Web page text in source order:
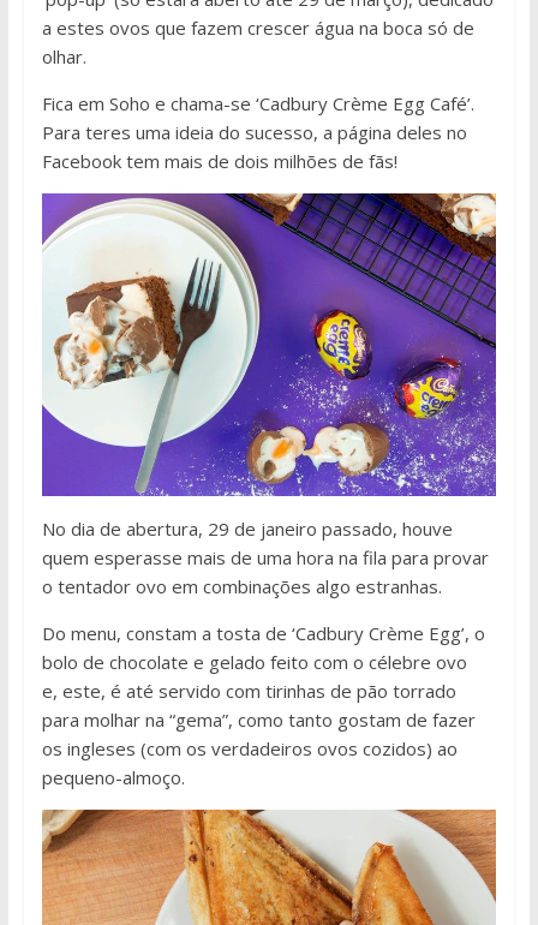
a estes ovos que fazem crescer água na boca só de
olhar.
Fica em Soho e chama-se ‘Cadbury Crème Egg Café’.
Para teres uma ideia do sucesso, a página deles no
Facebook tem mais de dois milhões de fãs!
No dia de abertura, 29 de janeiro passado, houve
quem esperasse mais de uma hora na fila para provar
o tentador ovo em combinações algo estranhas.
Do menu, constam a tosta de ‘Cadbury Crème Egg’, o
bolo de chocolate e gelado feito com o célebre ovo
e, este, é até servido com tirinhas de pão torrado
para molhar na “gema”, como tanto gostam de fazer
os ingleses (com os verdadeiros ovos cozidos) ao
pequeno-almoço.